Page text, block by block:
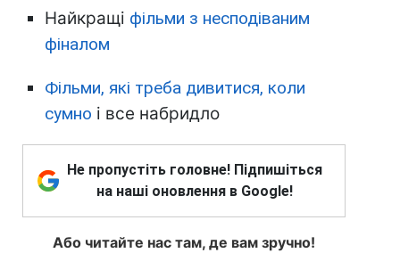
Найкращі фільми з несподіваним
фіналом
Фільми, які треба дивитися, коли
сумно і все набридло
Не пропустіть головне! Підпишіться
на наші оновлення в Google!
Або читайте нас там, де вам зручно!